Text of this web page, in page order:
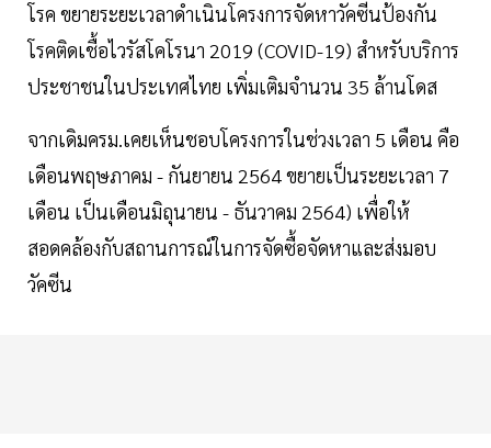
โรค ขยายระยะเวลาดำเนินโครงการจัดหาวัคซีนป้องกัน
โรคติดเชื้อไวรัสโคโรนา 2019 (COVID-19) สำหรับบริการ
ประชาชนในประเทศไทย เพิ่มเติมจำนวน 35 ล้านโดส
จากเดิมครม.เคยเห็นชอบโครงการในช่วงเวลา 5 เดือน คือ
เดือนพฤษภาคม - กันยายน 2564 ขยายเป็นระยะเวลา 7
เดือน เป็นเดือนมิถุนายน - ธันวาคม 2564) เพื่อให้
สอดคล้องกับสถานการณ์ในการจัดซื้อจัดหาและส่งมอบ
วัคซีน